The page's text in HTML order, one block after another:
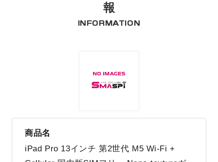
報
INFORMATION
商品名
iPad Pro 13インチ 第2世代 M5 Wi-Fi +